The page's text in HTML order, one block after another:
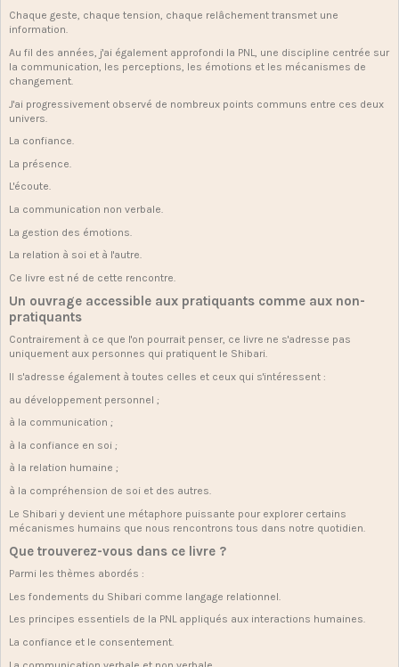
Chaque geste, chaque tension, chaque relâchement transmet une
information.
Au fil des années, j'ai également approfondi la PNL, une discipline centrée sur
la communication, les perceptions, les émotions et les mécanismes de
changement.
J'ai progressivement observé de nombreux points communs entre ces deux
univers.
La confiance.
La présence.
L'écoute.
La communication non verbale.
La gestion des émotions.
La relation à soi et à l'autre.
Ce livre est né de cette rencontre.
Un ouvrage accessible aux pratiquants comme aux non-
pratiquants
Contrairement à ce que l'on pourrait penser, ce livre ne s'adresse pas
uniquement aux personnes qui pratiquent le Shibari.
Il s'adresse également à toutes celles et ceux qui s'intéressent :
au développement personnel ;
à la communication ;
à la confiance en soi ;
à la relation humaine ;
à la compréhension de soi et des autres.
Le Shibari y devient une métaphore puissante pour explorer certains
mécanismes humains que nous rencontrons tous dans notre quotidien.
Que trouverez-vous dans ce livre ?
Parmi les thèmes abordés :
Les fondements du Shibari comme langage relationnel.
Les principes essentiels de la PNL appliqués aux interactions humaines.
La confiance et le consentement.